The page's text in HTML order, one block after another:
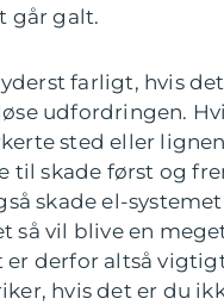
går galt.
farligt, hvis
udfordringen.
sted eller
til skade først og
skade el-systemet
så vil blive en
er derfor altså
hvis det er du